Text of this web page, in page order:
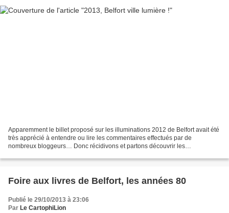
Apparemment le billet proposé sur les illuminations 2012 de Belfort avait été
très apprécié à entendre ou lire les commentaires effectués par de
nombreux bloggeurs… Donc récidivons et partons découvrir les
Foire aux livres de Belfort, les années 80
Publié le 29/10/2013 à 23:06
Par Le CartophiLion